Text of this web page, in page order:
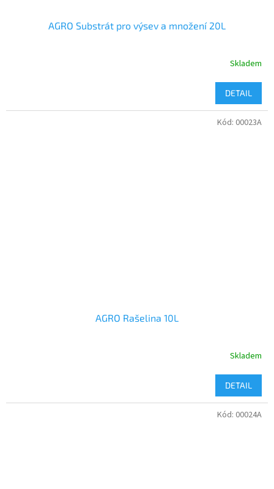
AGRO Substrát pro výsev a množení 20L
Skladem
DETAIL
AGRO Rašelina 10L
Skladem
DETAIL
Kód: 00023A
Kód: 00024A